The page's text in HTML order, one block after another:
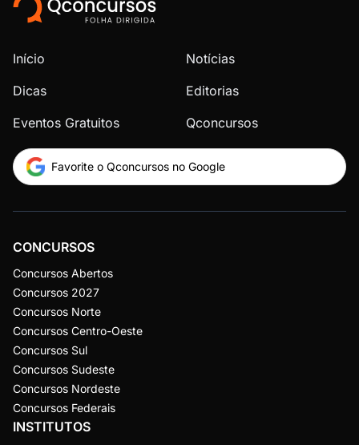
Início
Notícias
Dicas
Editorias
Eventos Gratuitos
Qconcursos
Favorite o Qconcursos no Google
CONCURSOS
Concursos Abertos
Concursos 2027
Concursos Norte
Concursos Centro-Oeste
Concursos Sul
Concursos Sudeste
Concursos Nordeste
Concursos Federais
INSTITUTOS